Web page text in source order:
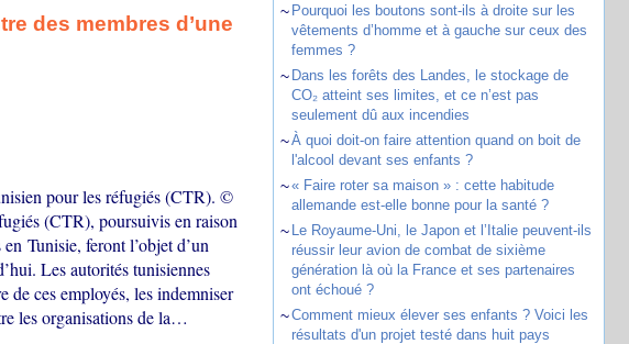
des membres d’une
pour les réfugiés (CTR). ©
(CTR), poursuivis en raison
Tunisie, feront l’objet d’un
Les autorités tunisiennes
de ces employés, les indemniser
les organisations de la…
~ Pourquoi les boutons sont-ils à droite sur les
vêtements d’homme et à gauche sur ceux des
femmes ?
~ Dans les forêts des Landes, le stockage de
CO₂ atteint ses limites, et ce n’est pas
seulement dû aux incendies
~À quoi doit-on faire attention quand on boit de
l'alcool devant ses enfants ?
~« Faire roter sa maison » : cette habitude
allemande est-elle bonne pour la santé ?
~ Le Royaume-Uni, le Japon et l’Italie peuvent-ils
réussir leur avion de combat de sixième
génération là où la France et ses partenaires
ont échoué ?
~Comment mieux élever ses enfants ? Voici les
résultats d'un projet testé dans huit pays